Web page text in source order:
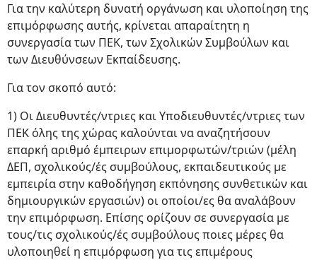
Για την καλύτερη δυνατή οργάνωση και υλοποίηση της
επιμόρφωσης αυτής, κρίνεται απαραίτητη η
συνεργασία των ΠΕΚ, των Σχολικών Συμβούλων και
των Διευθύνσεων Εκπαίδευσης.
Για τον σκοπό αυτό:
1) Οι Διευθυντές/ντριες και Υποδιευθυντές/ντριες των
ΠΕΚ όλης της χώρας καλούνται να αναζητήσουν
επαρκή αριθμό έμπειρων επιμορφωτών/τριών (μέλη
ΔΕΠ, σχολικούς/ές συμβούλους, εκπαιδευτικούς με
εμπειρία στην καθοδήγηση εκπόνησης συνθετικών και
δημιουργικών εργασιών) οι οποίοι/ες θα αναλάβουν
την επιμόρφωση. Επίσης ορίζουν σε συνεργασία με
τους/τις σχολικούς/ές συμβούλους ποιες μέρες θα
υλοποιηθεί η επιμόρφωση για τις επιμέρους